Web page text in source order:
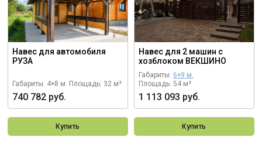
Навес для автомобиля
РУЗА
Габариты: 4×8 м. Площадь: 32 м²
740 782 руб.
Купить
Навес для 2 машин с
хозблоком ВЕКШИНО
Габариты: 6×9 м.
Площадь: 54 м²
1 113 093 руб.
Купить